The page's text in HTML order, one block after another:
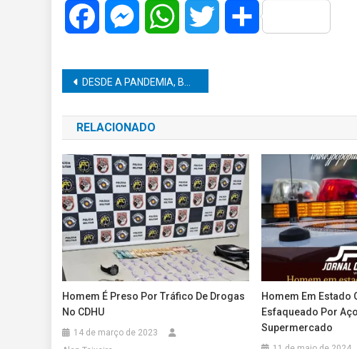
Facebook MessengerWhatsAppTwitter Share
Navegação
de
Post
DESDE A PANDEMIA, BRASILEIROS GANHARAM PESO E BEBERAM MAIS
RELACIONADO
Homem É Preso Por Tráfico De Drogas
No CDHU
14 de março de 2023
Homem Em Estado
Esfaqueado Por
Supermercado